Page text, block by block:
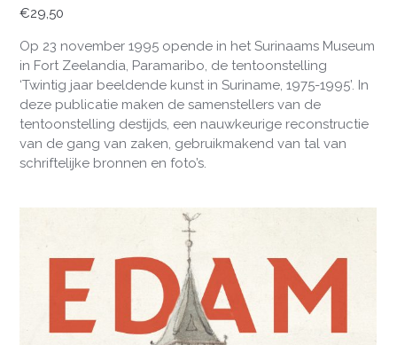
€29,50
Op 23 november 1995 opende in het Surinaams Museum
in Fort Zeelandia, Paramaribo, de tentoonstelling
‘Twintig jaar beeldende kunst in Suriname, 1975-1995’. In
deze publicatie maken de samenstellers van de
tentoonstelling destijds, een nauwkeurige reconstructie
van de gang van zaken, gebruikmakend van tal van
schriftelijke bronnen en foto’s.